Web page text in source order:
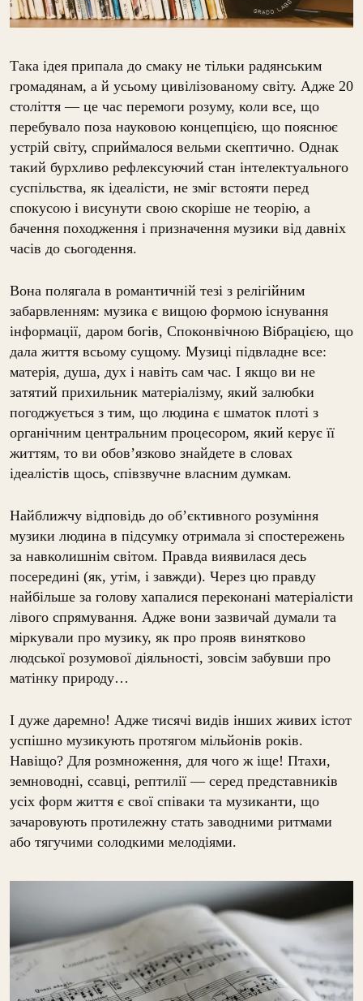
Така ідея припала до смаку не тільки радянським
громадянам, а й усьому цивілізованому світу. Адже 20
століття — це час перемоги розуму, коли все, що
перебувало поза науковою концепцією, що пояснює
устрій світу, сприймалося вельми скептично. Однак
такий бурхливо рефлексуючий стан інтелектуального
суспільства, як ідеалісти, не зміг встояти перед
спокусою і висунути свою скоріше не теорію, а
бачення походження і призначення музики від давніх
часів до сьогодення.
Вона полягала в романтичній тезі з релігійним
забарвленням: музика є вищою формою існування
інформації, даром богів, Споконвічною Вібрацією, що
дала життя всьому сущому. Музиці підвладне все:
матерія, душа, дух і навіть сам час. І якщо ви не
затятий прихильник матеріалізму, який залюбки
погоджується з тим, що людина є шматок плоті з
органічним центральним процесором, який керує її
життям, то ви обов’язково знайдете в словах
ідеалістів щось, співзвучне власним думкам.
Найближчу відповідь до об’єктивного розуміння
музики людина в підсумку отримала зі спостережень
за навколишнім світом. Правда виявилася десь
посередині (як, утім, і завжди). Через цю правду
найбільше за голову хапалися переконані матеріалісти
лівого спрямування. Адже вони зазвичай думали та
міркували про музику, як про прояв винятково
людської розумової діяльності, зовсім забувши про
матінку природу…
І дуже даремно! Адже тисячі видів інших живих істот
успішно музикують протягом мільйонів років.
Навіщо? Для розмноження, для чого ж іще! Птахи,
земноводні, ссавці, рептилії — серед представників
усіх форм життя є свої співаки та музиканти, що
зачаровують протилежну стать заводними ритмами
або тягучими солодкими мелодіями.